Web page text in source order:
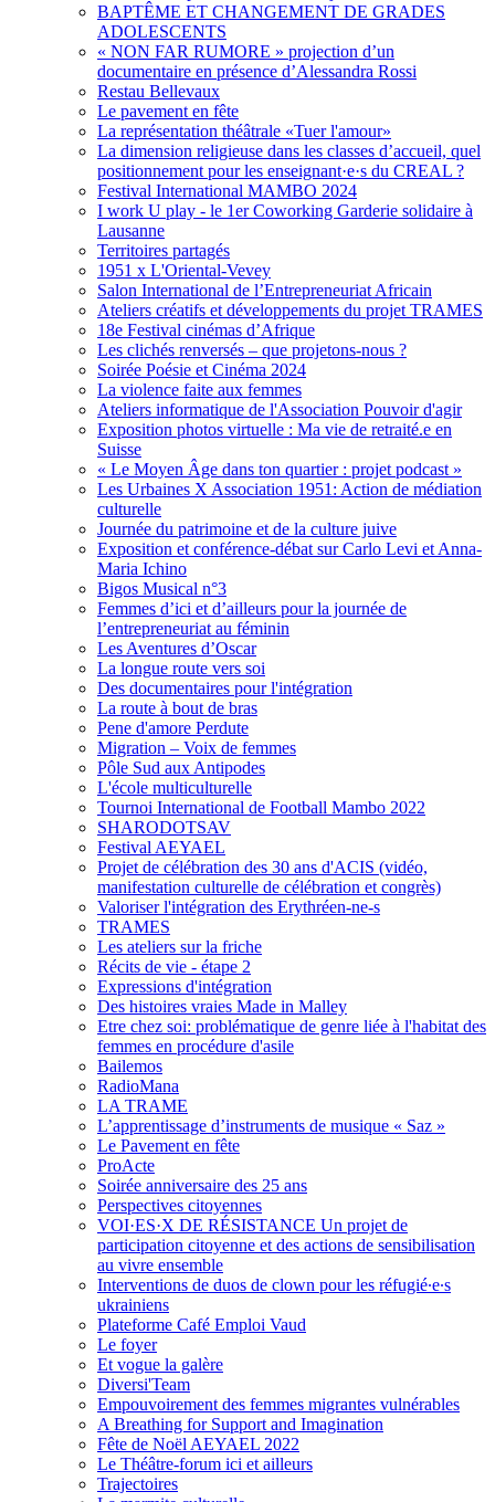
BAPTÊME ET CHANGEMENT DE GRADES
ADOLESCENTS
« NON FAR RUMORE » projection d’un
documentaire en présence d’Alessandra Rossi
Restau Bellevaux
Le pavement en fête
La représentation théâtrale «Tuer l'amour»
La dimension religieuse dans les classes d’accueil, quel
positionnement pour les enseignant·e·s du CREAL ?
Festival International MAMBO 2024
I work U play - le 1er Coworking Garderie solidaire à
Lausanne
Territoires partagés
1951 x L'Oriental-Vevey
Salon International de l’Entrepreneuriat Africain
Ateliers créatifs et développements du projet TRAMES
18e Festival cinémas d’Afrique
Les clichés renversés – que projetons-nous ?
Soirée Poésie et Cinéma 2024
La violence faite aux femmes
Ateliers informatique de l'Association Pouvoir d'agir
Exposition photos virtuelle : Ma vie de retraité.e en
Suisse
« Le Moyen Âge dans ton quartier : projet podcast »
Les Urbaines X Association 1951: Action de médiation
culturelle
Journée du patrimoine et de la culture juive
Exposition et conférence-débat sur Carlo Levi et Anna-
Maria Ichino
Bigos Musical n°3
Femmes d’ici et d’ailleurs pour la journée de
l’entrepreneuriat au féminin
Les Aventures d’Oscar
La longue route vers soi
Des documentaires pour l'intégration
La route à bout de bras
Pene d'amore Perdute
Migration – Voix de femmes
Pôle Sud aux Antipodes
L'école multiculturelle
Tournoi International de Football Mambo 2022
SHARODOTSAV
Festival AEYAEL
Projet de célébration des 30 ans d'ACIS (vidéo,
manifestation culturelle de célébration et congrès)
Valoriser l'intégration des Erythréen-ne-s
TRAMES
Les ateliers sur la friche
Récits de vie - étape 2
Expressions d'intégration
Des histoires vraies Made in Malley
Etre chez soi: problématique de genre liée à l'habitat des
femmes en procédure d'asile
Bailemos
RadioMana
LA TRAME
L’apprentissage d’instruments de musique « Saz »
Le Pavement en fête
ProActe
Soirée anniversaire des 25 ans
Perspectives citoyennes
VOI·ES·X DE RÉSISTANCE Un projet de
participation citoyenne et des actions de sensibilisation
au vivre ensemble
Interventions de duos de clown pour les réfugié∙e∙s
ukrainiens
Plateforme Café Emploi Vaud
Le foyer
Et vogue la galère
Diversi'Team
Empouvoirement des femmes migrantes vulnérables
A Breathing for Support and Imagination
Fête de Noël AEYAEL 2022
Le Théâtre-forum ici et ailleurs
Trajectoires